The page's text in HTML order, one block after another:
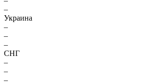
–
Украина
–
–
–
СНГ
–
–
–